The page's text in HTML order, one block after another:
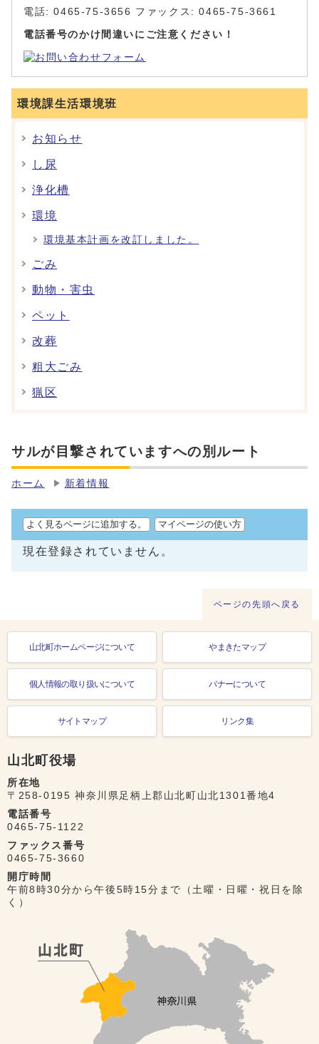
電話: 0465-75-3656 ファックス: 0465-75-3661
電話番号のかけ間違いにご注意ください！
環境課生活環境班
お知らせ
し尿
浄化槽
環境
環境基本計画を改訂しました。
ごみ
動物・害虫
ペット
改葬
粗大ごみ
猟区
サルが目撃されていますへの別ルート
ホーム 新着情報
よく見るページに追加する。 マイページの使い方
現在登録されていません。
ページの先頭へ戻る
山北町ホームページについて やまきたマップ
個人情報の取り扱いについて バナーについて
サイトマップ リンク集
山北町役場
所在地
〒258-0195 神奈川県足柄上郡山北町山北1301番地4
電話番号
0465-75-1122
ファックス番号
0465-75-3660
開庁時間
午前8時30分から午後5時15分まで（土曜・日曜・祝日を除
く）